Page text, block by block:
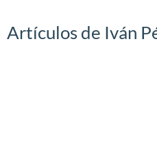
Artículos de Iván